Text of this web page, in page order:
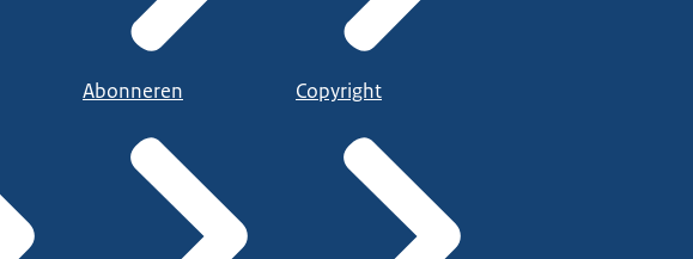
Abonneren Copyright